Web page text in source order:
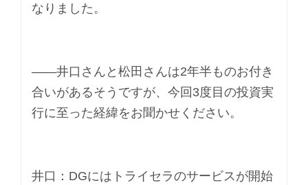
なりました。
――井口さんと松田さんは2年半ものお付き
合いがあるそうですが、今回3度目の投資実
行に至った経緯をお聞かせください。
井口：DGにはトライセラのサービスが開始